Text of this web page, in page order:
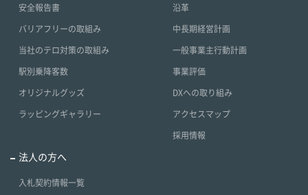
安全報告書
バリアフリーの取組み
当社のテロ対策の取組み
駅別乗降客数
オリジナルグッズ
ラッピングギャラリー
沿革
中長期経営計画
一般事業主行動計画
事業評価
DXへの取り組み
アクセスマップ
採用情報
法人の方へ
入札契約情報一覧